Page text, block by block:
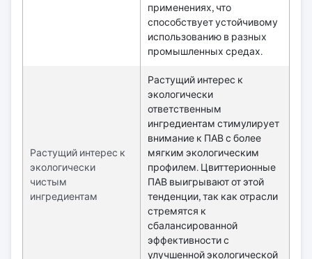
применениях, что
способствует устойчивому
использованию в разных
промышленных средах.
Растущий интерес к
экологически
чистым
ингредиентам
Растущий интерес к
экологически
ответственным
ингредиентам стимулирует
внимание к ПАВ с более
мягким экологическим
профилем. Цвиттерионные
ПАВ выигрывают от этой
тенденции, так как отрасли
стремятся к
сбалансированной
эффективности с
улучшенной экологической